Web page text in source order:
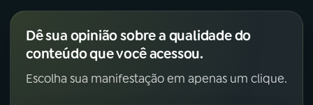
Dê sua opinião sobre a qualidade do
conteúdo que você acessou.
Escolha sua manifestação em apenas um clique.